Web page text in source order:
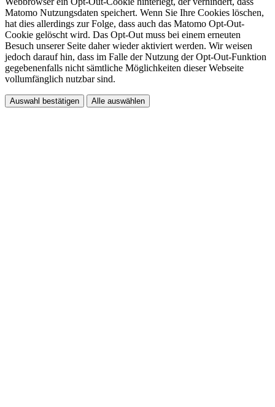
Matomo Nutzungsdaten speichert. Wenn Sie Ihre Cookies löschen,
hat dies allerdings zur Folge, dass auch das Matomo Opt-Out-
Cookie gelöscht wird. Das Opt-Out muss bei einem erneuten
Besuch unserer Seite daher wieder aktiviert werden. Wir weisen
jedoch darauf hin, dass im Falle der Nutzung der Opt-Out-Funktion
gegebenenfalls nicht sämtliche Möglichkeiten dieser Webseite
vollumfänglich nutzbar sind.
Auswahl bestätigen Alle auswählen